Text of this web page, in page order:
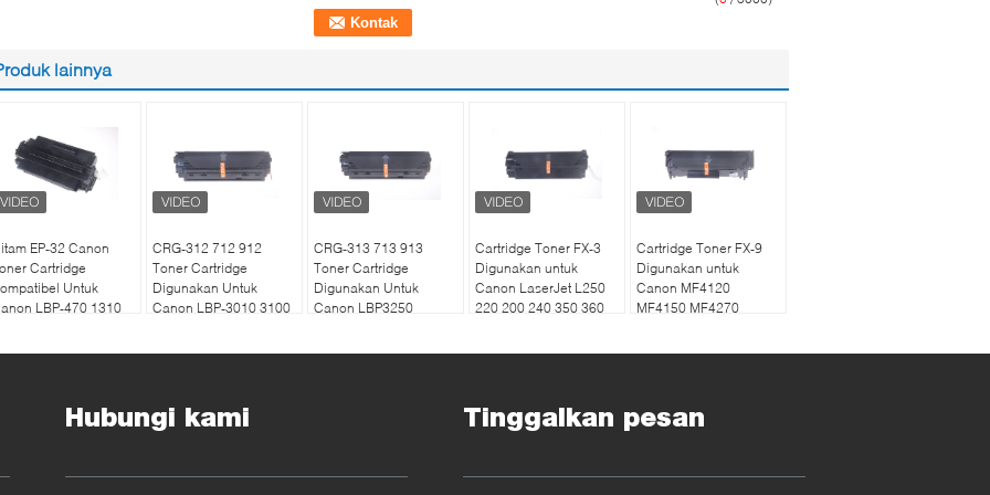
lainnya
EP-32 Canon
Cartridge
Untuk
LBP-470 1310
CRG-312 712 912
Toner Cartridge
Digunakan Untuk
Canon LBP-3010 3100
CRG-313 713 913
Toner Cartridge
Digunakan Untuk
Canon LBP3250
Cartridge Toner FX-3
Digunakan untuk
Canon LaserJet L250
220 200 240 350 360
Cartridge Toner FX-9
Digunakan untuk
Canon MF4120
MF4150 MF4270
Hubungi kami Tinggalkan pesan